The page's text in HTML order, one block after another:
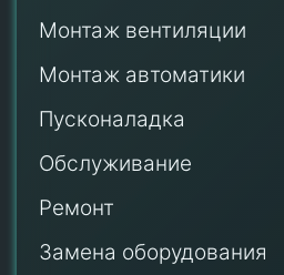
Монтаж вентиляции
Монтаж автоматики
Пусконаладка
Обслуживание
Ремонт
Замена оборудования